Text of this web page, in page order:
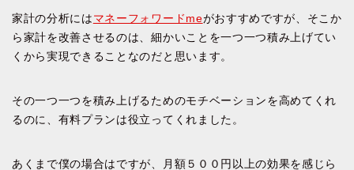
家計の分析には マネーフォワードmeがおすすめですが、そこか
ら家計を改善させるのは、細かいことを一つ一つ積み上げてい
くから実現できることなのだと思います。
その一つ一つを積み上げるためのモチベーションを高めてくれ
るのに、有料プランは役立ってくれました。
あくまで僕の場合はですが、月額５００円以上の効果を感じら